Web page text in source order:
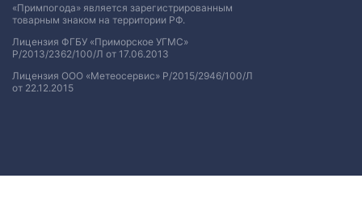
«Примпогода» является зарегистрированным
товарным знаком на территории РФ.
Лицензия ФГБУ «Приморское УГМС»
Р/2013/2362/100/Л от 17.06.2013
Лицензия ООО «Метеосервис» Р/2015/2946/100/Л
от 22.12.2015